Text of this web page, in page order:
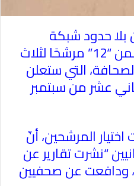
حدود شبكة
الصحفيين السودانيين ضمن “12” مرشحًا لثلاث
التي ستعلن
عشر من سبتمبر
المرشحين، أنّ
“نشرت تقارير عن
ودافعت عن صحفيين